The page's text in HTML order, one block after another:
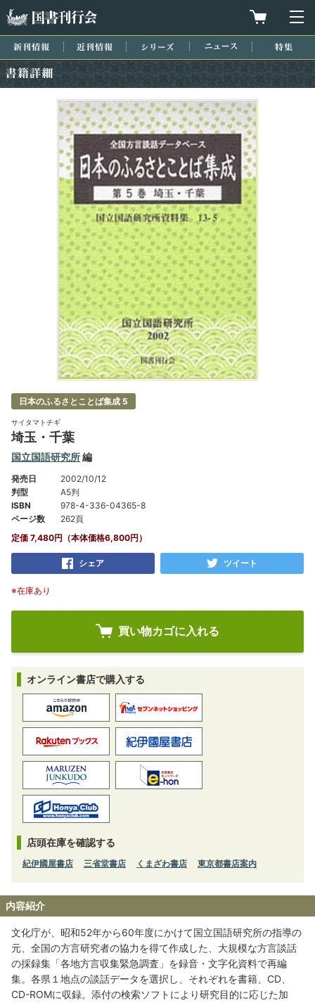
買物カゴを
新刊情報 近刊情報 シリーズ ニュース
日本のふるさとことば集成 5
サイタマトチギ
埼玉・千葉
国立国語研究所編
発売日
2002/10/12
判型
A5判
ISBN
978-4-336-04365-8
ページ数
262頁
定価 7,480円（本体価格6,800円）
シェア ツイート
※在庫あり
オンライン書店で購入する
店頭在庫を確認する
紀伊國屋書店 三省堂書店 くまざわ書店 東京都書店案内
内容紹介
文化庁が、昭和52年から60年度にかけて国立国語研究所の指導の
元、全国の方言研究者の協力を得て作成した、大規模な方言談話
の採録集「各地方言収集緊急調査」を録音・文字化資料で再編
集。各県１地点の談話データを選択し、それぞれを書籍、CD、
CD-ROMに収録。添付の検索ソフトにより研究目的に応じた加